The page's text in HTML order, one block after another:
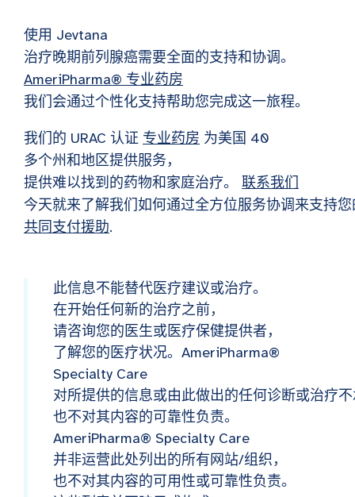
使用 Jevtana
治疗晚期前列腺癌需要全面的支持和协调。
AmeriPharma® 专业药房
我们会通过个性化支持帮助您完成这一旅程。
我们的 URAC 认证 专业药房 为美国 40
多个州和地区提供服务，
提供难以找到的药物和家庭治疗。 联系我们
今天就来了解我们如何通过全方位服务协调来支持
共同支付援助.
此信息不能替代医疗建议或治疗。
在开始任何新的治疗之前，
请咨询您的医生或医疗保健提供者，
了解您的医疗状况。AmeriPharma®
Specialty Care
对所提供的信息或由此做出的任何诊断或治疗
也不对其内容的可靠性负责。
AmeriPharma® Specialty Care
并非运营此处列出的所有网站/组织，
也不对其内容的可用性或可靠性负责。